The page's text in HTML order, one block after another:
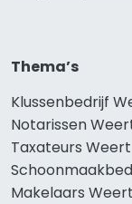
Thema’s
Klussenbedrijf
Notarissen
Taxateurs Weert
Makelaars Weert